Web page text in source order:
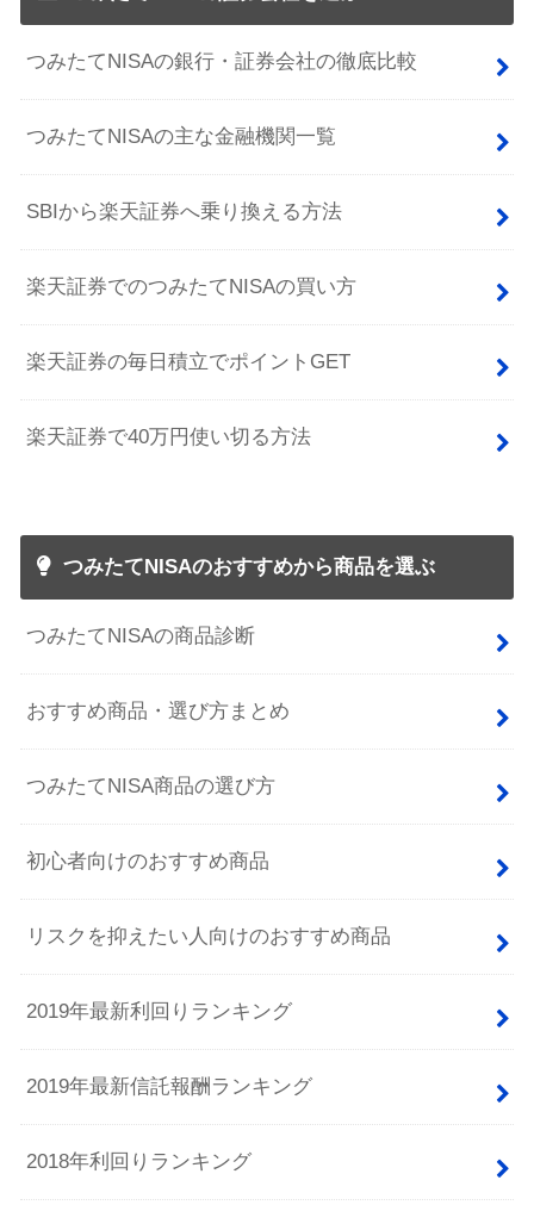
つみたてNISAの銀行・証券会社の徹底比較
つみたてNISAの主な金融機関一覧
SBIから楽天証券へ乗り換える方法
楽天証券でのつみたてNISAの買い方
楽天証券の毎日積立でポイントGET
楽天証券で40万円使い切る方法
つみたてNISAのおすすめから商品を選ぶ
つみたてNISAの商品診断
おすすめ商品・選び方まとめ
つみたてNISA商品の選び方
初心者向けのおすすめ商品
リスクを抑えたい人向けのおすすめ商品
2019年最新利回りランキング
2019年最新信託報酬ランキング
2018年利回りランキング